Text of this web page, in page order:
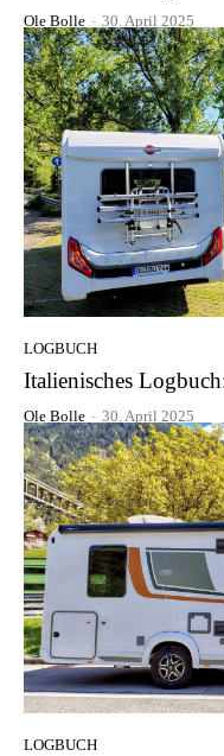
Ole Bolle - 30. April 2025
LOGBUCH
Italienisches
Ole Bolle - 30. April 2025
LOGBUCH